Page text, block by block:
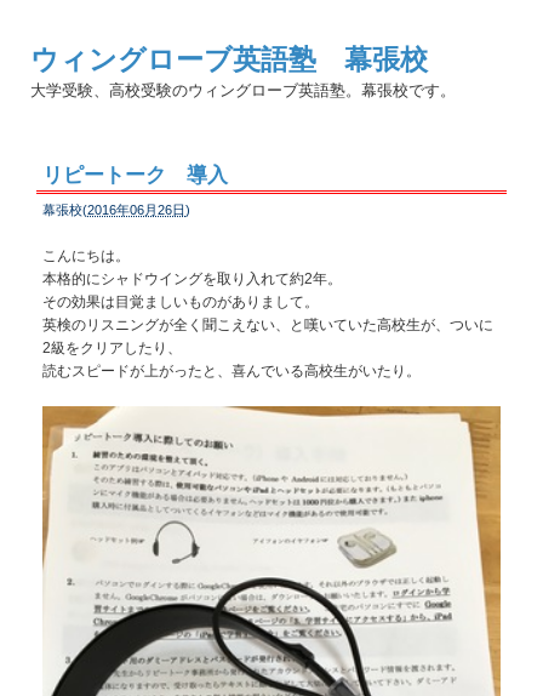
ウィングローブ英語塾 幕張校
大学受験、高校受験のウィングローブ英語塾。幕張校です。
リピートーク 導入
幕張校(2016年06月26日)
こんにちは。
本格的にシャドウイングを取り入れて約2年。
その効果は目覚ましいものがありまして。
英検のリスニングが全く聞こえない、と嘆いていた高校生が、ついに
2級をクリアしたり、
読むスピードが上がったと、喜んでいる高校生がいたり。